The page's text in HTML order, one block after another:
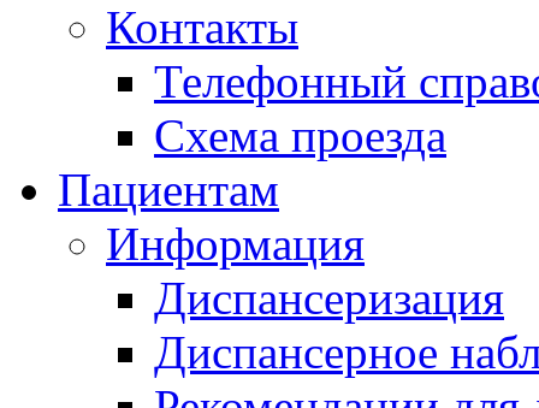
Контакты
Телефонный
Схема проезда
Пациентам
Информация
Диспансеризация
Диспансерное